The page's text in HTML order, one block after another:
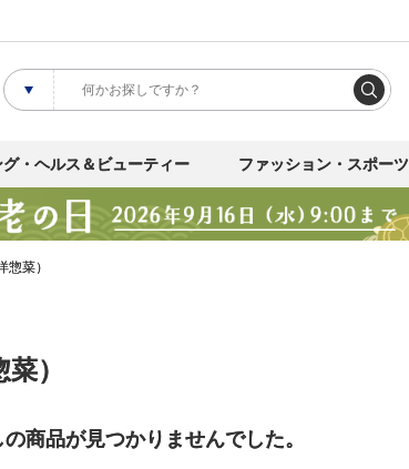
グ・ヘルス＆ビューティー ファッション・スポーツ
菜）
）
商品が見つかりませんでした。